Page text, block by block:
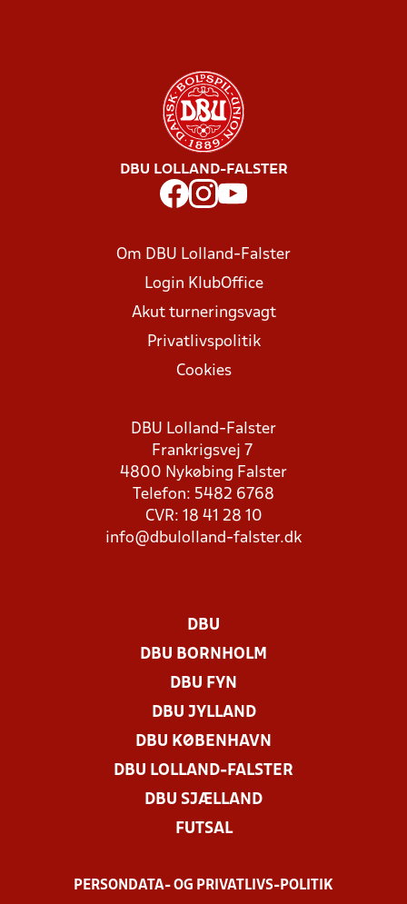
DBU LOLLAND-FALSTER
Om DBU Lolland-Falster
Login KlubOffice
Akut turneringsvagt
Privatlivspolitik
Cookies
DBU Lolland-Falster
Frankrigsvej 7
4800 Nykøbing Falster
Telefon: 5482 6768
CVR: 18 41 28 10
info@dbulolland-falster.dk
DBU
DBU BORNHOLM
DBU FYN
DBU JYLLAND
DBU KØBENHAVN
DBU LOLLAND-FALSTER
DBU SJÆLLAND
FUTSAL
PERSONDATA- OG PRIVATLIVS-POLITIK